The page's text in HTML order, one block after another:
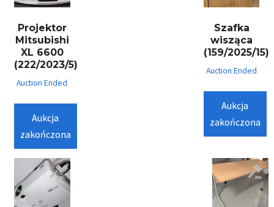
Projektor
Mitsubishi
XL 6600
(222/2023/5)
Auction Ended
Aukcja
zakończona
Szafka
wisząca
(159/2025/15)
Auction Ended
Aukcja
zakończona